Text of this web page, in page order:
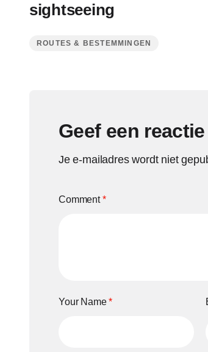
sightseeing
ROUTES & BESTEMMINGEN
Geef een reactie
Je e-mailadres wordt niet
Comment*
Your Name*